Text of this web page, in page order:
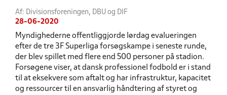
Af: Divisionsforeningen, DBU og DIF
28-06-2020
Myndighederne offentliggjorde lørdag evalueringen
efter de tre 3F Superliga forsøgskampe i seneste runde,
der blev spillet med flere end 500 personer på stadion.
Forsøgene viser, at dansk professionel fodbold er i stand
til at eksekvere som aftalt og har infrastruktur, kapacitet
og ressourcer til en ansvarlig håndtering af styret og